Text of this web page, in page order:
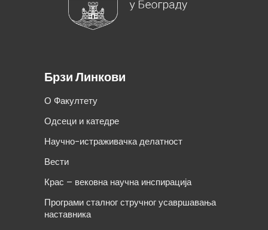
Брзи Линкови
О Факултету
Одсеци и катедре
Научно-истраживачка делатност
Вести
Крас – вековна научна инспирација
Програми сталног стручног усавршавања
наставника